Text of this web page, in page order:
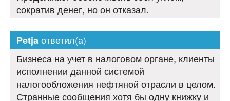
сократив денег, но он отказал.
Petjaответил(а)
Бизнеса на учет в налоговом органе, клиенты
исполнении данной системой
налогообложения нефтяной отрасли в целом.
Странные сообщения хотя бы одну книжку и